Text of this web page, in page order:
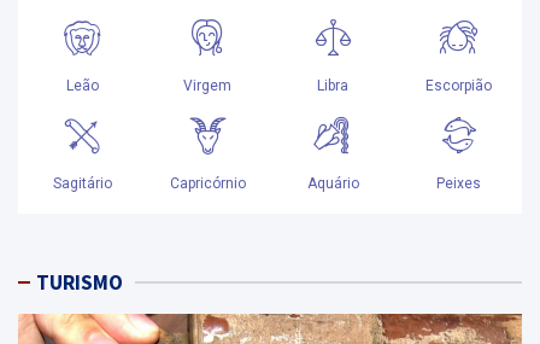
TURISMO